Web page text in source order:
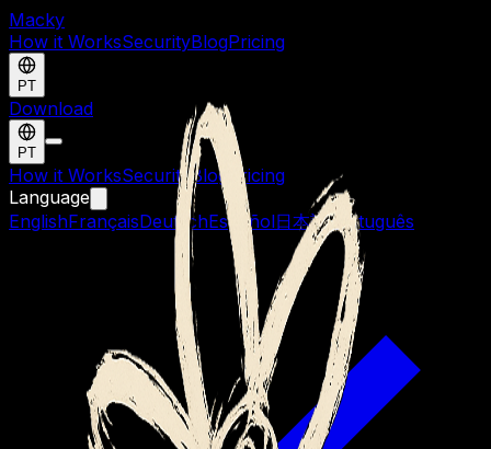
Macky
How it WorksSecurityBlogPricing
PT
Download
PT
How it WorksSecurityBlog
Pricing
Language
EnglishFrançaisDeutschEspañol日本語Português